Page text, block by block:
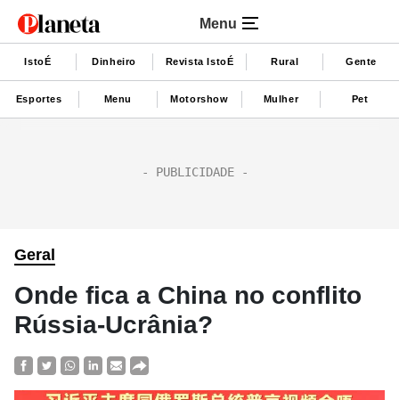
Menu
IstoÉ Dinheiro Revista IstoÉ Rural Gente
Esportes Menu Motorshow Mulher Pet
Geral
Onde fica a China no conflito
Rússia-Ucrânia?